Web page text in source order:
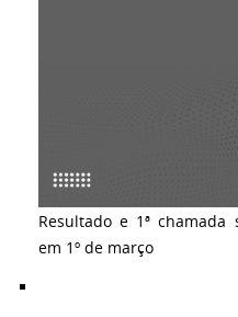
Resultado e 1ª
em 1º de março